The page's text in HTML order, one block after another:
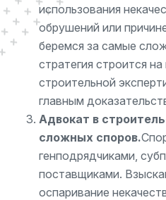
использования
обрушений или
беремся за самые
стратегия строится
строительной
главным
Адвокат в
сложных споров.
генподрядчиками,
поставщиками.
оспаривание